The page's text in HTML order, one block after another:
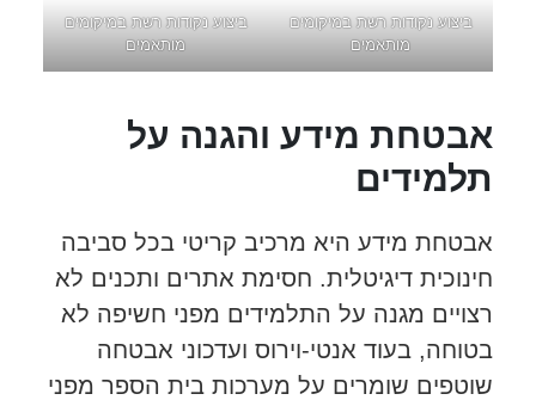
ביצוע נקודות רשת במיקומים
מותאמים
ביצוע נקודות רשת במיקומים
מותאמים
אבטחת מידע והגנה על
תלמידים
אבטחת מידע היא מרכיב קריטי בכל סביבה
חינוכית דיגיטלית. חסימת אתרים ותכנים לא
רצויים מגנה על התלמידים מפני חשיפה לא
בטוחה, בעוד אנטי-וירוס ועדכוני אבטחה
שוטפים שומרים על מערכות בית הספר מפני